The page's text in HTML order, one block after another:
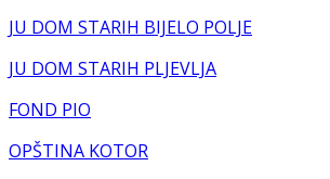
JU DOM STARIH BIJELO POLJE
JU DOM STARIH PLJEVLJA
FOND PIO
OPŠTINA KOTOR